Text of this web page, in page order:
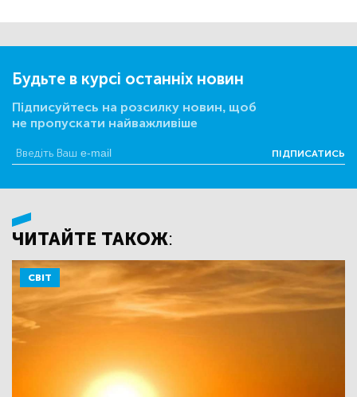
Будьте в курсі останніх новин
Підписуйтесь на розсилку новин, щоб
не пропускати найважливіше
ПІДПИСАТИСЬ
ЧИТАЙТЕ ТАКОЖ:
СВІТ